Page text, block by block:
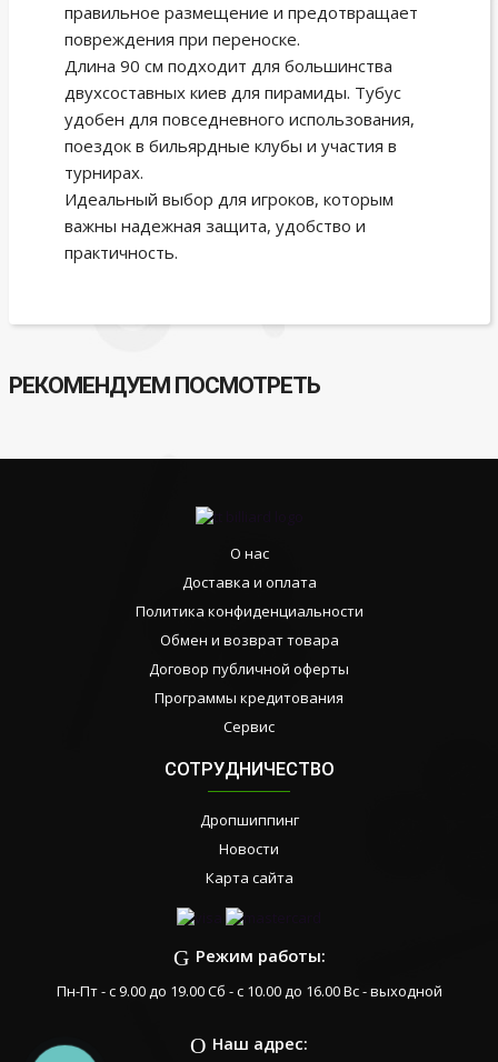
правильное размещение и предотвращает
повреждения при переноске.
Длина 90 см подходит для большинства
двухсоставных киев для пирамиды. Тубус
удобен для повседневного использования,
поездок в бильярдные клубы и участия в
турнирах.
Идеальный выбор для игроков, которым
важны надежная защита, удобство и
практичность.
РЕКОМЕНДУЕМ ПОСМОТРЕТЬ
О нас
Доставка и оплата
Политика конфиденциальности
Обмен и возврат товара
Договор публичной оферты
Программы кредитования
Сервис
СОТРУДНИЧЕСТВО
Дропшиппинг
Новости
Карта сайта
Режим работы:
Пн-Пт - с 9.00 до 19.00 Сб - с 10.00 до 16.00 Вс - выходной
Наш адрес: